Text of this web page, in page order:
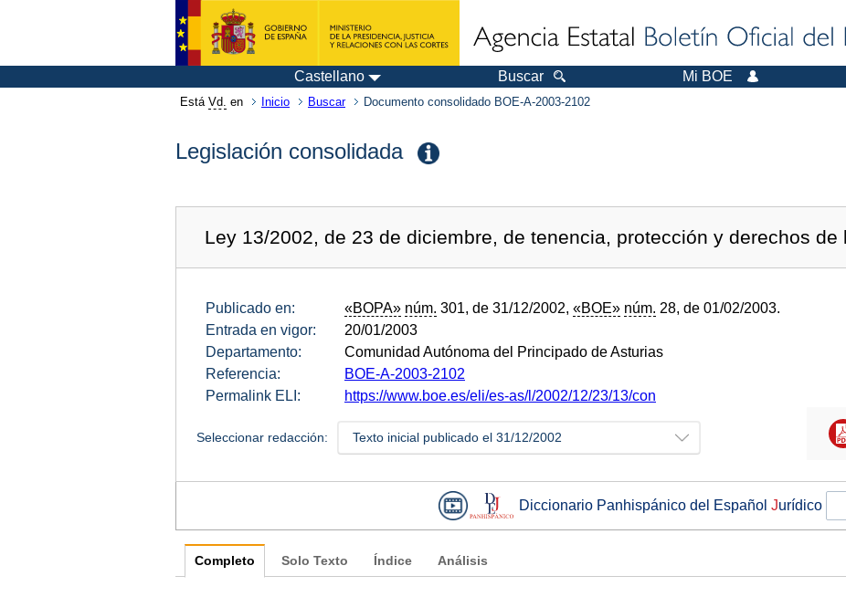
Castellano Buscar Mi BOE
Está Vd. en Inicio Buscar Documento consolidado BOE-A-2003-2102
Legislación consolidada
Ley 13/2002, de 23 de diciembre, de tenencia, protección y derechos de
Publicado en: «BOPA» núm. 301, de 31/12/2002, «BOE» núm. 28, de 01/02/2003.
Entrada en vigor:
20/01/2003
Departamento:
Comunidad Autónoma del Principado de Asturias
Referencia:
BOE-A-2003-2102
Permalink ELI:
https://www.boe.es/eli/es-as/l/2002/12/23/13/con
Seleccionar redacción: Texto inicial publicado el 31/12/2002
Diccionario Panhispánico del Español Jurídico
Completo Solo Texto Índice Análisis